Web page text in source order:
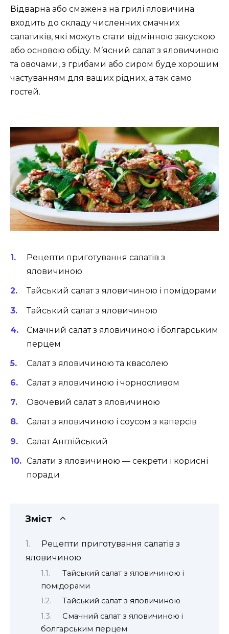
Відварна або смажена на грилі яловичина
входить до складу численних смачних
салатиків, які можуть стати відмінною закускою
або основою обіду. М’ясний салат з яловичиною
та овочами, з грибами або сиром буде хорошим
частуванням для ваших рідних, а так само
гостей.
Рецепти приготування салатів з
яловичиною
Тайський салат з яловичиною і помідорами
Тайський салат з яловичиною
Смачний салат з яловичиною і болгарським
перцем
Салат з яловичиною та квасолею
Салат з яловичиною і чорносливом
Овочевий салат з яловичиною
Салат з яловичиною і соусом з каперсів
Салат Англійський
Салати з яловичиною — секрети і корисні
поради
Зміст
Рецепти приготування салатів з
яловичиною
Тайський салат з яловичиною і
помідорами
Тайський салат з яловичиною
Смачний салат з яловичиною і
болгарським перцем